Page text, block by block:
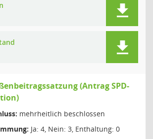
(Antrag SPD-
mehrheitlich beschlossen
Ja: 4, Nein: 3, Enthaltung: 0